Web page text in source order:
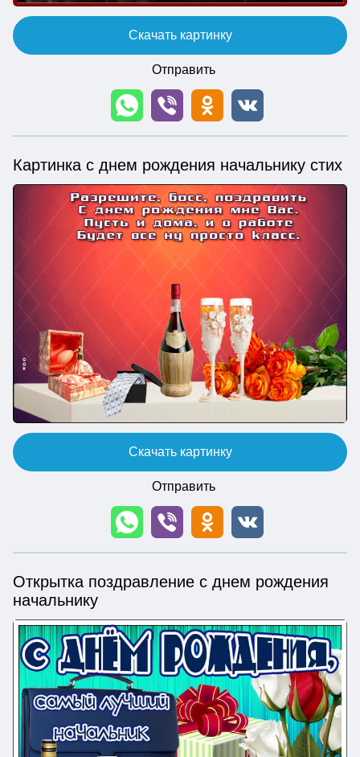
Скачать картинку
Отправить
Картинка с днем рождения начальнику стих
Скачать картинку
Отправить
Открытка поздравление с днем рождения
начальнику